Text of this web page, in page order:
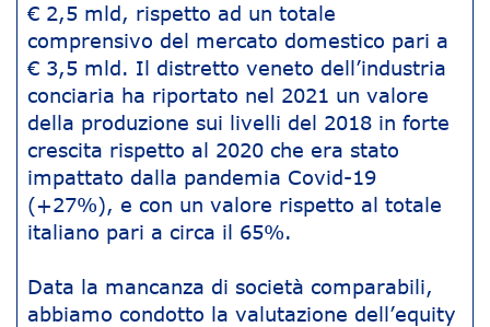
€ 2,5 mld, rispetto ad un totale
comprensivo del mercato domestico pari a
€ 3,5 mld. Il distretto veneto dell’industria
conciaria ha riportato nel 2021 un valore
della produzione sui livelli del 2018 in forte
crescita rispetto al 2020 che era stato
impattato dalla pandemia Covid-19
(+27%), e con un valore rispetto al totale
italiano pari a circa il 65%.
Data la mancanza di società comparabili,
abbiamo condotto la valutazione dell’equity